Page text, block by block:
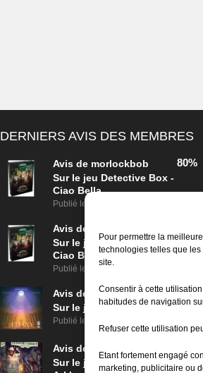
Pour permettre la
technologies telles que
site.
Consentir à cette
habitudes de navigation
Refuser cette utilisation
Etant fortement engagé
marketing, publicitaire ou
DERNIERS AVIS DES MEMBRES
Avis de morlockbob
Sur le jeu Detective Box -
Ciao Bella
Publié le
80%
Avis de
Sur le jeu Detective Box -
Ciao Bella
Publié le
Avis de
morlockbob
Sur le jeu Aeterna
Publié le
70%
Avis de
Sur le jeu Horreur à